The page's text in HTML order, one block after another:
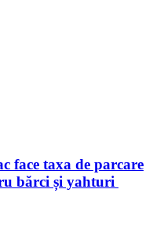
face taxa de parcare
bărci și yahturi